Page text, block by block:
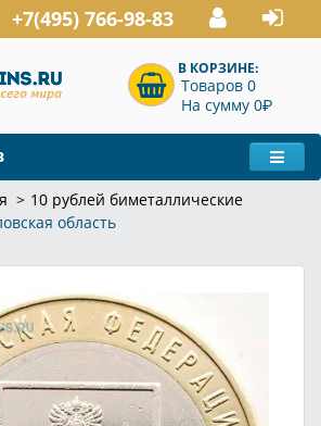
+7(495) 766-98-83
В КОРЗИНЕ:
Товаров 0
На сумму 0P
10 рублей биметаллические
область